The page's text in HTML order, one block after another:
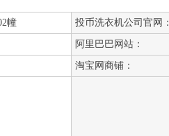
幢 投币洗衣机公司官网：
阿里巴巴网站：
淘宝网商铺：